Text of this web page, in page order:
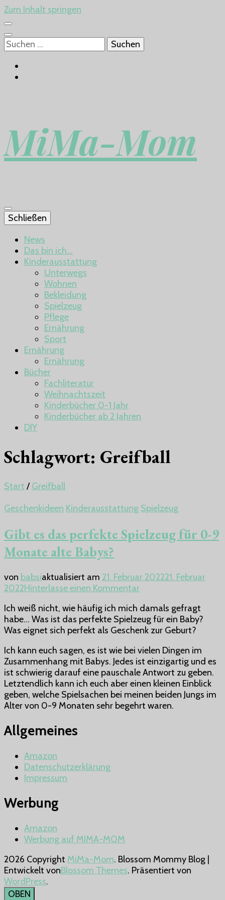
Zum Inhalt springen
Suchen
nach:
MiMa-Mom
Schließen
News
Das bin ich…
Kinderausstattung
Unterwegs
Wohnen
Bekleidung
Spielzeug
Pflege
Ernährung
Sport
Ernährung
Ernährung
Bücher
Fachliteratur
Weihnachtszeit
Kinderbücher 0-1 Jahr
Kinderbücher ab 2 Jahren
DIY
Schlagwort: Greifball
Start / Greifball
Geschenkideen Kinderausstattung Spielzeug
Gibt es das perfekte Spielzeug für 0-9
Monate alte Babys?
von babsiaktualisiert am 21. Februar 202221. Februar
2022Hinterlasse einen Kommentarzu
es
das
perfekte
für
0-
9
Monate
alte
Babys?
Ich weiß nicht, wie häufig ich mich damals gefragt
habe… Was ist das perfekte Spielzeug für ein Baby?
Was eignet sich perfekt als Geschenk zur Geburt?
Ich kann euch sagen, es ist wie bei vielen Dingen im
Zusammenhang mit Babys. Jedes ist einzigartig und es
ist schwierig darauf eine pauschale Antwort zu geben.
Letztendlich kann ich euch aber einen kleinen Einblick
geben, welche Spielsachen bei meinen beiden Jungs im
Alter von 0-9 Monaten sehr begehrt waren.
Allgemeines
Amazon
Datenschutzerklärung
Impressum
Werbung
Amazon
Werbung auf MIMA-MOM
2026 Copyright MiMa-Mom. Blossom Mommy Blog |
Entwickelt vonBlossom Themes. Präsentiert von
WordPress.
OBEN